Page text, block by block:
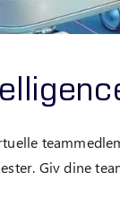
Giv dine